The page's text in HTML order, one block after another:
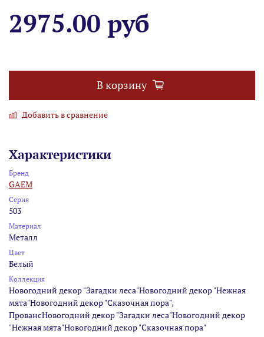
2975.00 руб
В корзину
Добавить в сравнение
Характеристики
Бренд
GAEM
Серия
503
Материал
Металл
Цвет
Белый
Коллекция
Новогодний декор "Загадки леса"Новогодний декор "Нежная
мята"Новогодний декор "Сказочная пора",
ПровансНовогодний декор "Загадки леса"Новогодний декор
"Нежная мята"Новогодний декор "Сказочная пора"